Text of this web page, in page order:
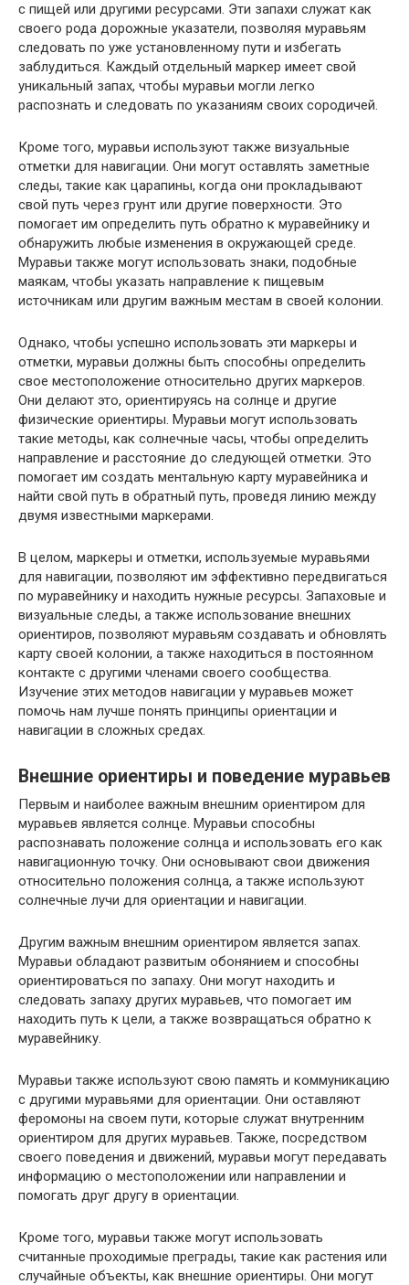
с пищей или другими ресурсами. Эти запахи служат как
своего рода дорожные указатели, позволяя муравьям
следовать по уже установленному пути и избегать
заблудиться. Каждый отдельный маркер имеет свой
уникальный запах, чтобы муравьи могли легко
распознать и следовать по указаниям своих сородичей.
Кроме того, муравьи используют также визуальные
отметки для навигации. Они могут оставлять заметные
следы, такие как царапины, когда они прокладывают
свой путь через грунт или другие поверхности. Это
помогает им определить путь обратно к муравейнику и
обнаружить любые изменения в окружающей среде.
Муравьи также могут использовать знаки, подобные
маякам, чтобы указать направление к пищевым
источникам или другим важным местам в своей колонии.
Однако, чтобы успешно использовать эти маркеры и
отметки, муравьи должны быть способны определить
свое местоположение относительно других маркеров.
Они делают это, ориентируясь на солнце и другие
физические ориентиры. Муравьи могут использовать
такие методы, как солнечные часы, чтобы определить
направление и расстояние до следующей отметки. Это
помогает им создать ментальную карту муравейника и
найти свой путь в обратный путь, проведя линию между
двумя известными маркерами.
В целом, маркеры и отметки, используемые муравьями
для навигации, позволяют им эффективно передвигаться
по муравейнику и находить нужные ресурсы. Запаховые и
визуальные следы, а также использование внешних
ориентиров, позволяют муравьям создавать и обновлять
карту своей колонии, а также находиться в постоянном
контакте с другими членами своего сообщества.
Изучение этих методов навигации у муравьев может
помочь нам лучше понять принципы ориентации и
навигации в сложных средах.
Внешние ориентиры и поведение муравьев
Первым и наиболее важным внешним ориентиром для
муравьев является солнце. Муравьи способны
распознавать положение солнца и использовать его как
навигационную точку. Они основывают свои движения
относительно положения солнца, а также используют
солнечные лучи для ориентации и навигации.
Другим важным внешним ориентиром является запах.
Муравьи обладают развитым обонянием и способны
ориентироваться по запаху. Они могут находить и
следовать запаху других муравьев, что помогает им
находить путь к цели, а также возвращаться обратно к
муравейнику.
Муравьи также используют свою память и коммуникацию
с другими муравьями для ориентации. Они оставляют
феромоны на своем пути, которые служат внутренним
ориентиром для других муравьев. Также, посредством
своего поведения и движений, муравьи могут передавать
информацию о местоположении или направлении и
помогать друг другу в ориентации.
Кроме того, муравьи также могут использовать
считанные проходимые преграды, такие как растения или
случайные объекты, как внешние ориентиры. Они могут